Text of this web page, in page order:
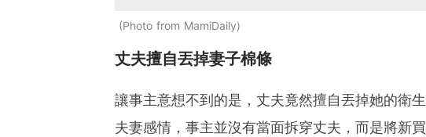
Photo from MamiDaily
丈夫擅自丟掉妻子棉條
讓事主意想不到的是，丈夫竟然擅自丟掉她的衛
夫妻感情，事主並沒有當面拆穿丈夫，而是將新